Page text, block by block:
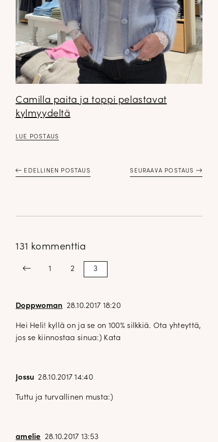
Camilla paita ja toppi pelastavat
kylmyydeltä
LUE POSTAUS
EDELLINEN POSTAUS SEURAAVA POSTAUS
131 kommenttia
Kommenttien
Previous1 2 3
Doppwoman 28.10.2017 18:20
Hei Heli! kyllä on ja se on 100% silkkiä. Ota yhteyttä,
jos se kiinnostaa sinua:) Kata
Jossu 28.10.2017 14:40
Tuttu ja turvallinen musta:)
amelie 28.10.2017 13:53